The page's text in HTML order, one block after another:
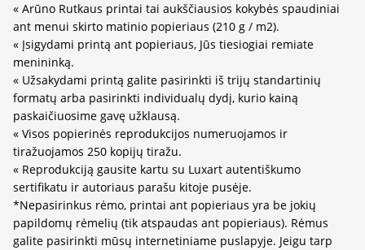
« Arūno Rutkaus printai tai aukščiausios kokybės spaudiniai
ant menui skirto matinio popieriaus (210 g / m2).
« Įsigydami printą ant popieriaus, Jūs tiesiogiai remiate
menininką.
« Užsakydami printą galite pasirinkti iš trijų standartinių
formatų arba pasirinkti individualų dydį, kurio kainą
paskaičiuosime gavę užklausą.
« Visos popierinės reprodukcijos numeruojamos ir
tiražuojamos 250 kopijų tiražu.
« Reprodukciją gausite kartu su Luxart autentiškumo
sertifikatu ir autoriaus parašu kitoje pusėje.
*Nepasirinkus rėmo, printai ant popieriaus yra be jokių
papildomų rėmelių (tik atspaudas ant popieriaus). Rėmus
galite pasirinkti mūsų internetiniame puslapyje. Jeigu tarp